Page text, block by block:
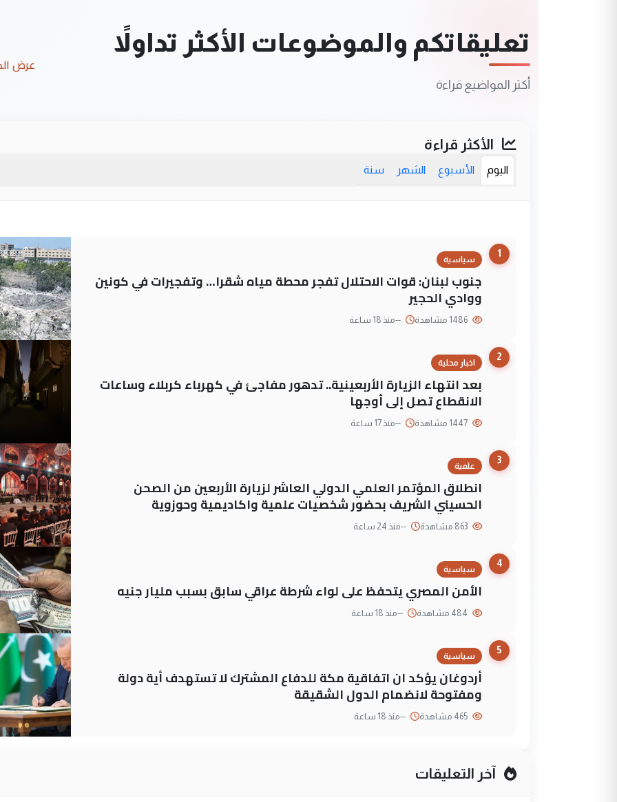
تعليقاتكم والموضوعات الأكثر تداولاً
أكثر المواضيع قراءة
عرض
الأكثر قراءة
اليوم الأسبوع الشهر سنة
1
سياسية
جنوب لبنان: قوات الاحتلال تفجر محطة مياه شقرا… وتفجيرات في كونين
ووادي الحجير
--منذ 18 ساعة
2
اخبار محلية
بعد انتهاء الزيارة الأربعينية.. تدهور مفاجئ في كهرباء كربلاء وساعات
الانقطاع تصل إلى أوجها
--منذ 17 ساعة
3
علمية
انطلاق المؤتمر العلمي الدولي العاشر لزيارة الأربعين من الصحن
الحسيني الشريف بحضور شخصيات علمية واكاديمية وحوزوية
--منذ 24 ساعة
4
سياسية
الأمن المصري يتحفظ على لواء شرطة عراقي سابق بسبب مليار جنيه
--منذ 18 ساعة
5
سياسية
أردوغان يؤكد ان اتفاقية مكة للدفاع المشترك لا تستهدف أية دولة
ومفتوحة لانضمام الدول الشقيقة
--منذ 18 ساعة
آخر التعليقات